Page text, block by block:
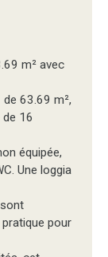
m² avec
63.69 m²,
16
équipée,
Une loggia
pour